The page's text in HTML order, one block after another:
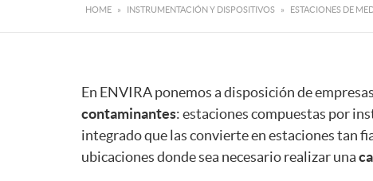
HOME » INSTRUMENTACIÓN Y DISPOSITIVOS » ESTACIONES DE
En ENVIRA ponemos a disposición de
contaminantes: estaciones compuestas por
integrado que las convierte en estaciones tan
ubicaciones donde sea necesario realizar una